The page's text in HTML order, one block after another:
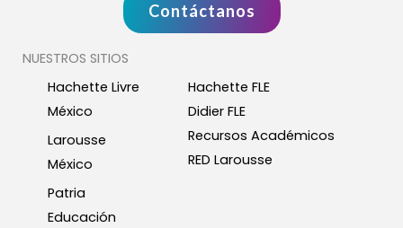
Contáctanos
NUESTROS SITIOS
Hachette Livre
México
Larousse
México
Patria
Educación
Hachette FLE
Didier FLE
Recursos Académicos
RED Larousse